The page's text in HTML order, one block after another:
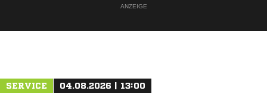
ANZEIGE
SERVICE 04.08.2026 | 13:00